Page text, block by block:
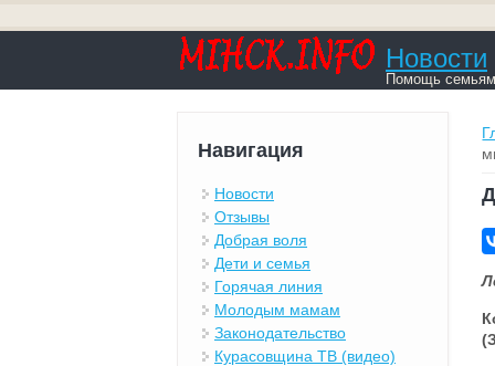
Новости
Помощь
Навигация
Новости
Отзывы
Добрая воля
Дети и семья
Горячая линия
Молодым мамам
Законодательство
Курасовщина ТВ (видео)